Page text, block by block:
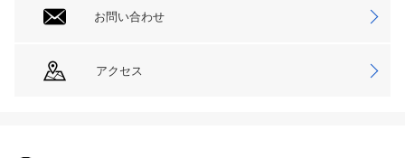
お問い合わせ
アクセス